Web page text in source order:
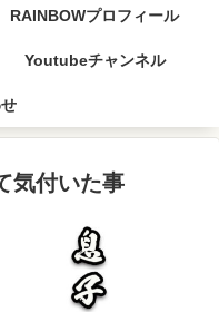
RAINBOWプロフィール
Youtubeチャンネル
気付いた事